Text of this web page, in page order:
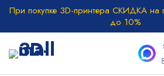
При покупке 3D-принтера СКИДКА на
до 10%